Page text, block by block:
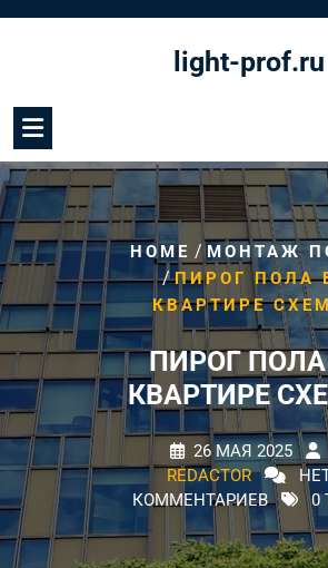
light-prof.ru
HOME /МОНТАЖ
/ПИРОГ ПОЛА
КВАРТИРЕ
ПИРОГ
КВАРТИРЕ
26 МАЯ 2025
REDACTOR
КОММЕНТАРИЕВ
0